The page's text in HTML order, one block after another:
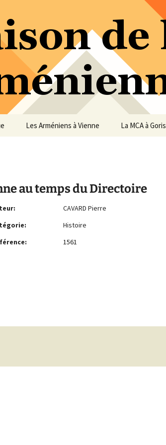
de Vienne
Les Arméniens à Vienne La MCA à Goris
au temps du Directoire
CAVARD Pierre
Histoire
1561